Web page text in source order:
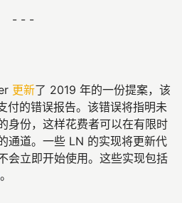
- - -
更新了 2019 年的一份提案，该
付的错误报告。该错误将指明未
身份，这样花费者可以在有限时
通道。一些 LN 的实现将更新代
会立即开始使用。这些实现包括
。